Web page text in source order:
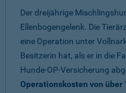
Der dreijährige
Ellenbogengelenk. Die
eine Operation unter
Besitzerin hat, als er in die
Hunde-OP-Versicherung
Operationskosten von über